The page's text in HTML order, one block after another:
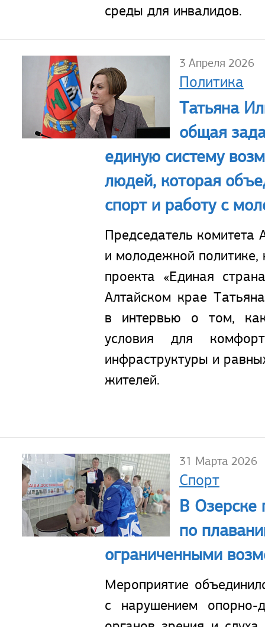
среды для инвалидов.
3 Апреля 2026
Политика
Татьяна
общая
единую систему
людей, которая
спорт и работу с
Председатель комитета
и молодежной политике,
проекта «Единая
Алтайском крае
в интервью о том,
условия для
инфраструктуры и
жителей.
31 Марта 2026
Спорт
В Озерске
по
ограниченными
Мероприятие
с нарушением опорно-